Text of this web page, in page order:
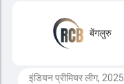
बेंगलुरु
इंडियन प्रीमियर लीग, 2025